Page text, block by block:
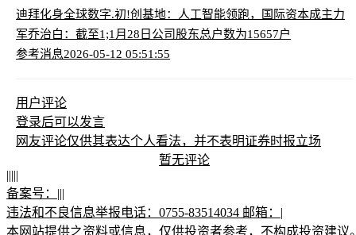
迪拜化身全球数字.初!创基地：人工智能领跑，国际资本成主力
军乔治白：截至1;1月28日公司股东总户数为15657户
参考消息2026-05-12 05:51:55
用户评论
登录后可以发言
网友评论仅供其表达个人看法，并不表明证券时报立场
暂无评论
|||||
备案号： |||
违法和不良信息举报电话：0755-83514034 邮箱： |
本网站提供之资料或信息，仅供投资者参考，不构成投资建议